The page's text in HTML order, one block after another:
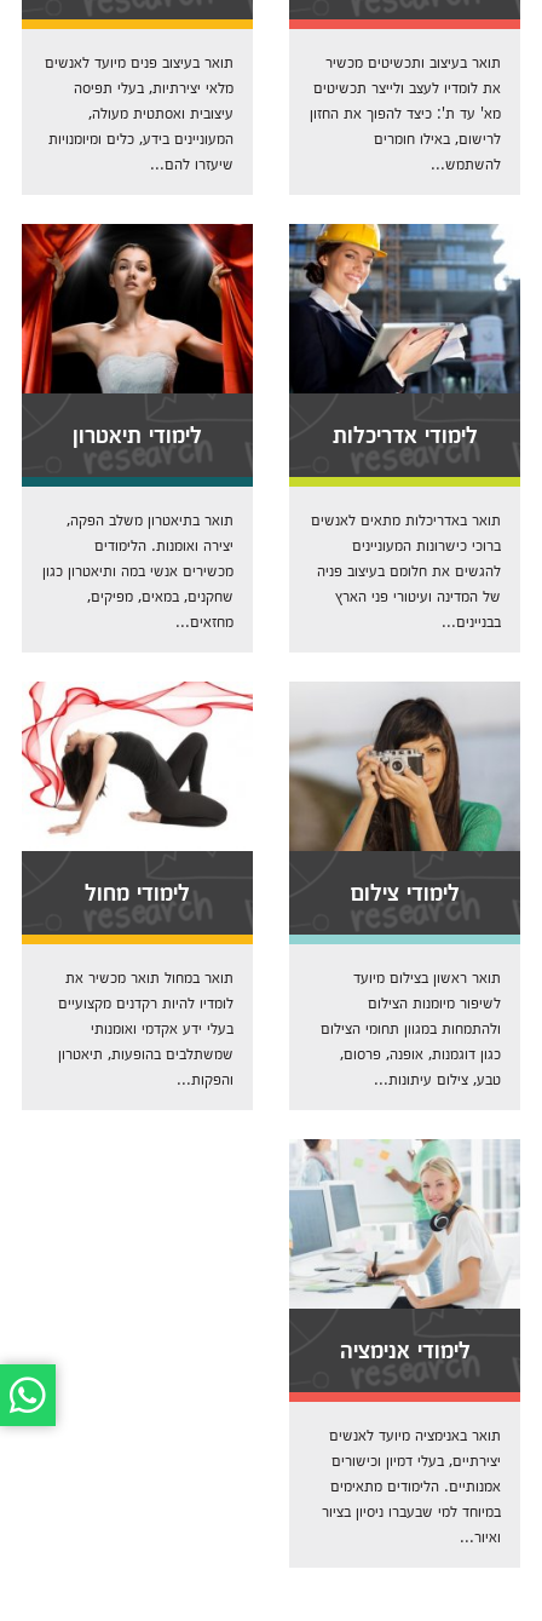
תואר בעיצוב ותכשיטים מכשיר
את לומדיו לעצב ולייצר תכשיטים
מא' עד ת': כיצד להפוך את החזון
לרישום, באילו חומרים
להשתמש...
תואר בעיצוב פנים מיועד לאנשים
מלאי יצירתיות, בעלי תפיסה
עיצובית ואסתטית מעולה,
המעוניינים בידע, כלים ומיומנויות
שיעזרו להם...
לימודי אדריכלות
תואר באדריכלות מתאים לאנשים
ברוכי כישרונות המעוניינים
להגשים את חלומם בעיצוב פניה
של המדינה ועיטורי פני הארץ
בבניינים...
לימודי תיאטרון
תואר בתיאטרון משלב הפקה,
יצירה ואומנות. הלימודים
מכשירים אנשי במה ותיאטרון כגון
שחקנים, במאים, מפיקים,
מחזאים...
לימודי צילום
תואר ראשון בצילום מיועד
לשיפור מיומנות הצילום
ולהתמחות במגוון תחומי הצילום
כגון דוגמנות, אופנה, פרסום,
טבע, צילום עיתונות...
לימודי מחול
תואר במחול תואר מכשיר את
לומדיו להיות רקדנים מקצועיים
בעלי ידע אקדמי ואומנותי
שמשתלבים בהופעות, תיאטרון
והפקות...
לימודי אנימציה
תואר באנימציה מיועד לאנשים
יצירתיים, בעלי דמיון וכישורים
אמנותיים. הלימודים מתאימים
במיוחד למי שבעברו ניסיון בציור
ואיור...